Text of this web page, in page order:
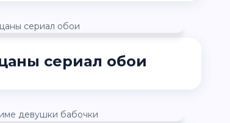
сериал обои